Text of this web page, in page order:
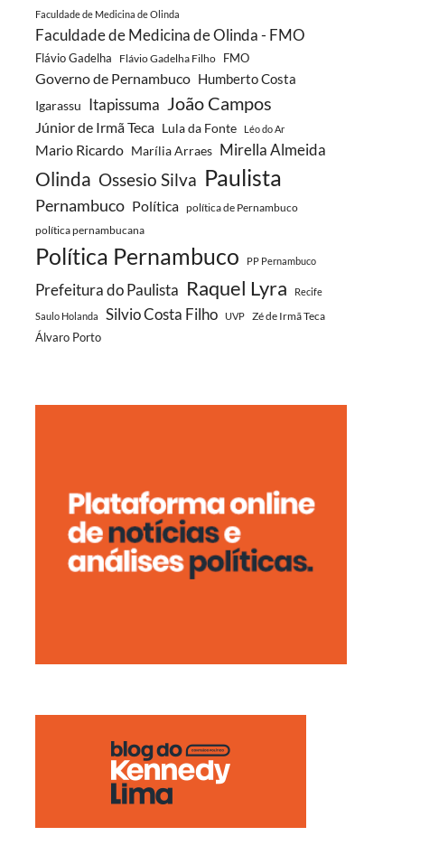
Faculdade de Medicina de Olinda
Faculdade de Medicina de Olinda - FMO
Flávio Gadelha Flávio Gadelha Filho FMO
Governo de Pernambuco Humberto Costa
Igarassu Itapissuma João Campos
Júnior de Irmã Teca Lula da Fonte Léo do Ar
Mario Ricardo Marília Arraes Mirella Almeida
Olinda Ossesio Silva Paulista
Pernambuco Política política de Pernambuco
política pernambucana
Política Pernambuco PP Pernambuco
Prefeitura do Paulista Raquel Lyra Recife
Saulo Holanda Silvio Costa Filho UVP Zé de Irmã Teca
Álvaro Porto